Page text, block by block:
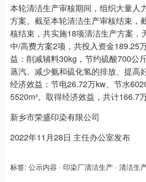
本轮清洁生产审核期间，组织大量人
方案。截至本轮清洁生产审核结束，
核结束，共实施18项清洁生产方案，
中/高费方案2项，共投入资金189.25
益：削减辅料30kg，节约硫酸700公
蒸汽、减少氨和硫化氢的排放、提高
经济效益：节电26.72万kw、节水
5520m³。取得经济效益，共计166.7万
新乡市荣盛印染有限公司
2022年11月28日 主任办公室发布
标签: 公示内容 · 印染厂清洁生产 · 清洁生